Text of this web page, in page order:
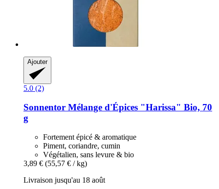
Ajouter
5.0 (2)
Sonnentor Mélange d'Épices "Harissa" Bio, 70
g
Fortement épicé & aromatique
Piment, coriandre, cumin
Végétalien, sans levure & bio
3,89 € (55,57 € / kg)
Livraison jusqu'au 18 août